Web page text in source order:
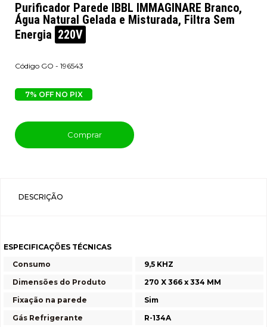
Purificador Parede IBBL IMMAGINARE Branco,
Água Natural Gelada e Misturada, Filtra Sem
Energia 220V
GO - 196543
7% OFF NO PIX
Comprar
DESCRIÇÃO
ESPECIFICAÇÕES TÉCNICAS
Consumo
9,5 KHZ
Dimensões do Produto
270 X 366 x 334 MM
Fixação na parede
Sim
Gás Refrigerante
R-134A